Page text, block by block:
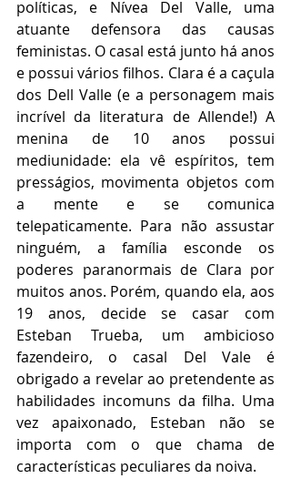
políticas, e Nívea Del Valle, uma
atuante defensora das causas
feministas. O casal está junto há anos
e possui vários filhos. Clara é a caçula
dos Dell Valle (e a personagem mais
incrível da literatura de Allende!) A
menina de 10 anos possui
mediunidade: ela vê espíritos, tem
presságios, movimenta objetos com
a mente e se comunica
telepaticamente. Para não assustar
ninguém, a família esconde os
poderes paranormais de Clara por
muitos anos. Porém, quando ela, aos
19 anos, decide se casar com
Esteban Trueba, um ambicioso
fazendeiro, o casal Del Vale é
obrigado a revelar ao pretendente as
habilidades incomuns da filha. Uma
vez apaixonado, Esteban não se
importa com o que chama de
características peculiares da noiva.